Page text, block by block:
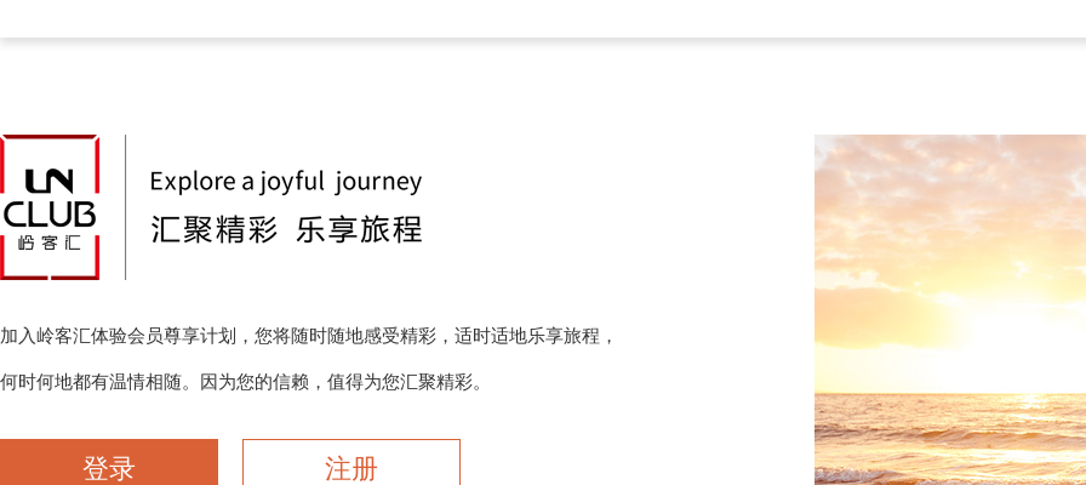
加入岭客汇体验会员尊享计划，您将随时随地感受精彩，适时适地乐享旅程，
何时何地都有温情相随。因为您的信赖，值得为您汇聚精彩。
登录 注册